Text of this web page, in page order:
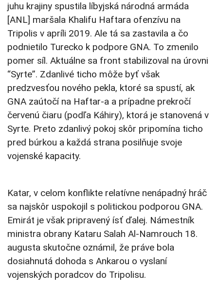
juhu krajiny spustila líbyjská národná armáda
[ANL] maršala Khalifu Haftara ofenzívu na
Tripolis v apríli 2019. Ale tá sa zastavila a čo
podnietilo Turecko k podpore GNA. To zmenilo
pomer síl. Aktuálne sa front stabilizoval na úrovni
“Syrte”. Zdanlivé ticho môže byť však
predzvesťou nového pekla, ktoré sa spustí, ak
GNA zaútočí na Haftar-a a prípadne prekročí
červenú čiaru (podľa Káhiry), ktorá je stanovená v
Syrte. Preto zdanlivý pokoj skôr pripomína ticho
pred búrkou a každá strana posilňuje svoje
vojenské kapacity.
Katar, v celom konflikte relatívne nenápadný hráč
sa najskôr uspokojil s politickou podporou GNA.
Emirát je však pripravený ísť ďalej. Námestník
ministra obrany Kataru Salah Al-Namrouch 18.
augusta skutočne oznámil, že práve bola
dosiahnutá dohoda s Ankarou o vyslaní
vojenských poradcov do Tripolisu.